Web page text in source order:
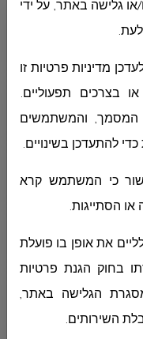
גלישה באתר, על ידי
מדיניות פרטיות זו
בצרכים תפעוליים.
המסמך, והמשתמשים
להתעדכן בשינויים.
כי המשתמש קרא
הסתייגות.
את אופן בו פועלת
בחוק הגנת פרטיות
במסגרת הגלישה באתר,
השירותים.